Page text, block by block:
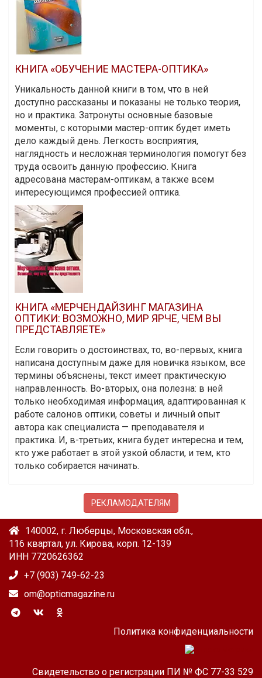
КНИГА «ОБУЧЕНИЕ МАСТЕРА-ОПТИКА»
Уникальность данной книги в том, что в ней
доступно рассказаны и показаны не только теория,
но и практика. Затронуты основные базовые
моменты, с которыми мастер-оптик будет иметь
дело каждый день. Легкость восприятия,
наглядность и несложная терминология помогут без
труда освоить данную профессию. Книга
адресована мастерам-оптикам, а также всем
интересующимся профессией оптика.
КНИГА «МЕРЧЕНДАЙЗИНГ МАГАЗИНА
ОПТИКИ: ВОЗМОЖНО, МИР ЯРЧЕ, ЧЕМ ВЫ
ПРЕДСТАВЛЯЕТЕ»
Если говорить о достоинствах, то, во-первых, книга
написана доступным даже для новичка языком, все
термины объяснены, текст имеет практическую
направленность. Во-вторых, она полезна: в ней
только необходимая информация, адаптированная к
работе салонов оптики, советы и личный опыт
автора как специалиста — преподавателя и
практика. И, в-третьих, книга будет интересна и тем,
кто уже работает в этой узкой области, и тем, кто
только собирается начинать.
РЕКЛАМОДАТЕЛЯМ
140002, г. Люберцы, Московская обл.,
116 квартал, ул. Кирова, корп. 12-139
ИНН 7720626362
+7 (903) 749-62-23
om@opticmagazine.ru
Политика конфиденциальности
Свидетельство о регистрации ПИ № ФС 77-33 529